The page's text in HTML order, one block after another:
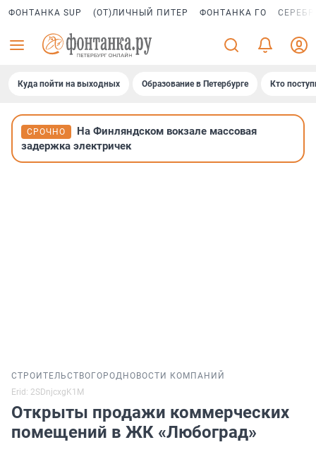
ФОНТАНКА SUP (ОТ)ЛИЧНЫЙ ПИТЕР ФОНТАНКА ГО
Куда пойти на выходных Образование в Петербурге Кто
СРОЧНО
На Финляндском вокзале массовая
задержка электричек
СТРОИТЕЛЬСТВО ГОРОД НОВОСТИ КОМПАНИЙ
Erid: 2SDnjcxgK1M
Открыты продажи коммерческих
помещений в ЖК «Любоград»